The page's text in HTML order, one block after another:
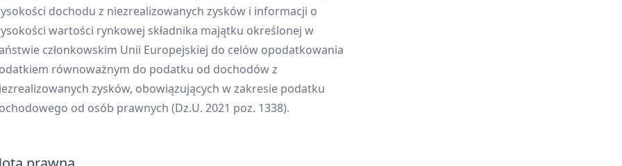
dochodu z niezrealizowanych zysków i informacji o
wartości rynkowej składnika majątku określonej w
członkowskim Unii Europejskiej do celów opodatkowania
równoważnym do podatku od dochodów z
zysków, obowiązujących w zakresie podatku
od osób prawnych (Dz.U. 2021 poz. 1338).